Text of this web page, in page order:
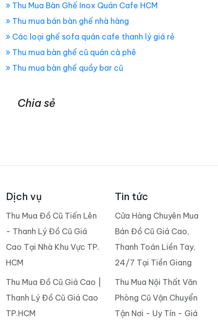
Thu Mua Bàn Ghế Inox Quán Cafe HCM
Thu mua bán bàn ghế nhà hàng
Các loại ghế sofa quán cafe thanh lý giá rẻ
Thu mua bàn ghế cũ quán cà phê
Thu mua bàn ghế quầy bar cũ
Chia sẻ
Dịch vụ
Thu Mua Đồ Cũ Tiến Lên
- Thanh Lý Đồ Cũ Giá
Cao Tại Nhà Khu Vực TP.
HCM
Thu Mua Đồ Cũ Giá Cao |
Thanh Lý Đồ Cũ Giá Cao
TP.HCM
Tin tức
Cửa Hàng Chuyên Mua
Bán Đồ Cũ Giá Cao,
Thanh Toán Liền Tay,
24/7 Tại Tiền Giang
Thu Mua Nội Thất Văn
Phòng Cũ Vận Chuyển
Tận Nơi - Uy Tín - Giá